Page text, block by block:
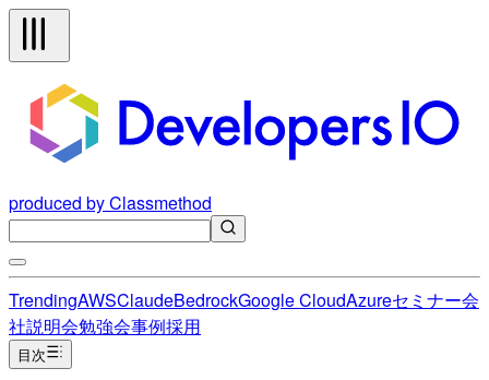
produced by Classmethod
TrendingAWSClaudeBedrockGoogle CloudAzureセミナー会
社説明会勉強会事例採用
目次